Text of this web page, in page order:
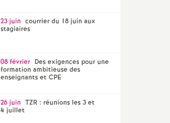
23 juin courrier du 18 juin aux
stagiaires
08 février Des exigences pour une
formation ambitieuse des
enseignants et CPE
26 juin TZR : réunions les 3 et
4 juillet